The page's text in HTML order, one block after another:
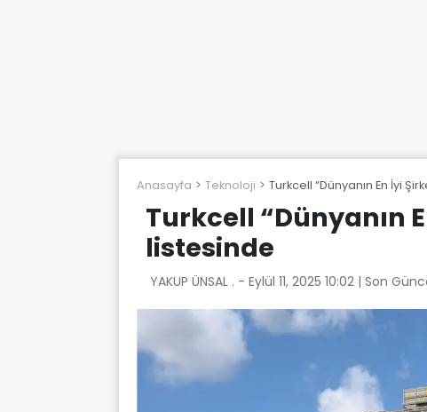
Anasayfa Teknoloji Turkcell “Dünyanın En İyi
Turkcell “Dünyanın
listesinde
YAKUP ÜNSAL . - Eylül 11, 2025 10:02 | Son